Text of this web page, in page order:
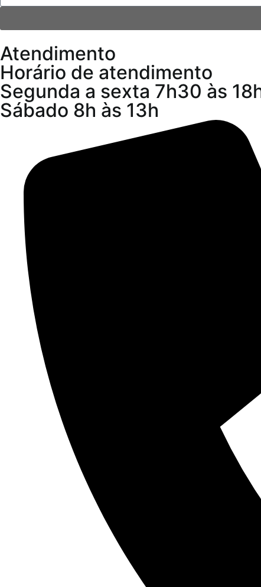
Atendimento
Horário de atendimento
Segunda a sexta 7h30 às
Sábado 8h às 13h